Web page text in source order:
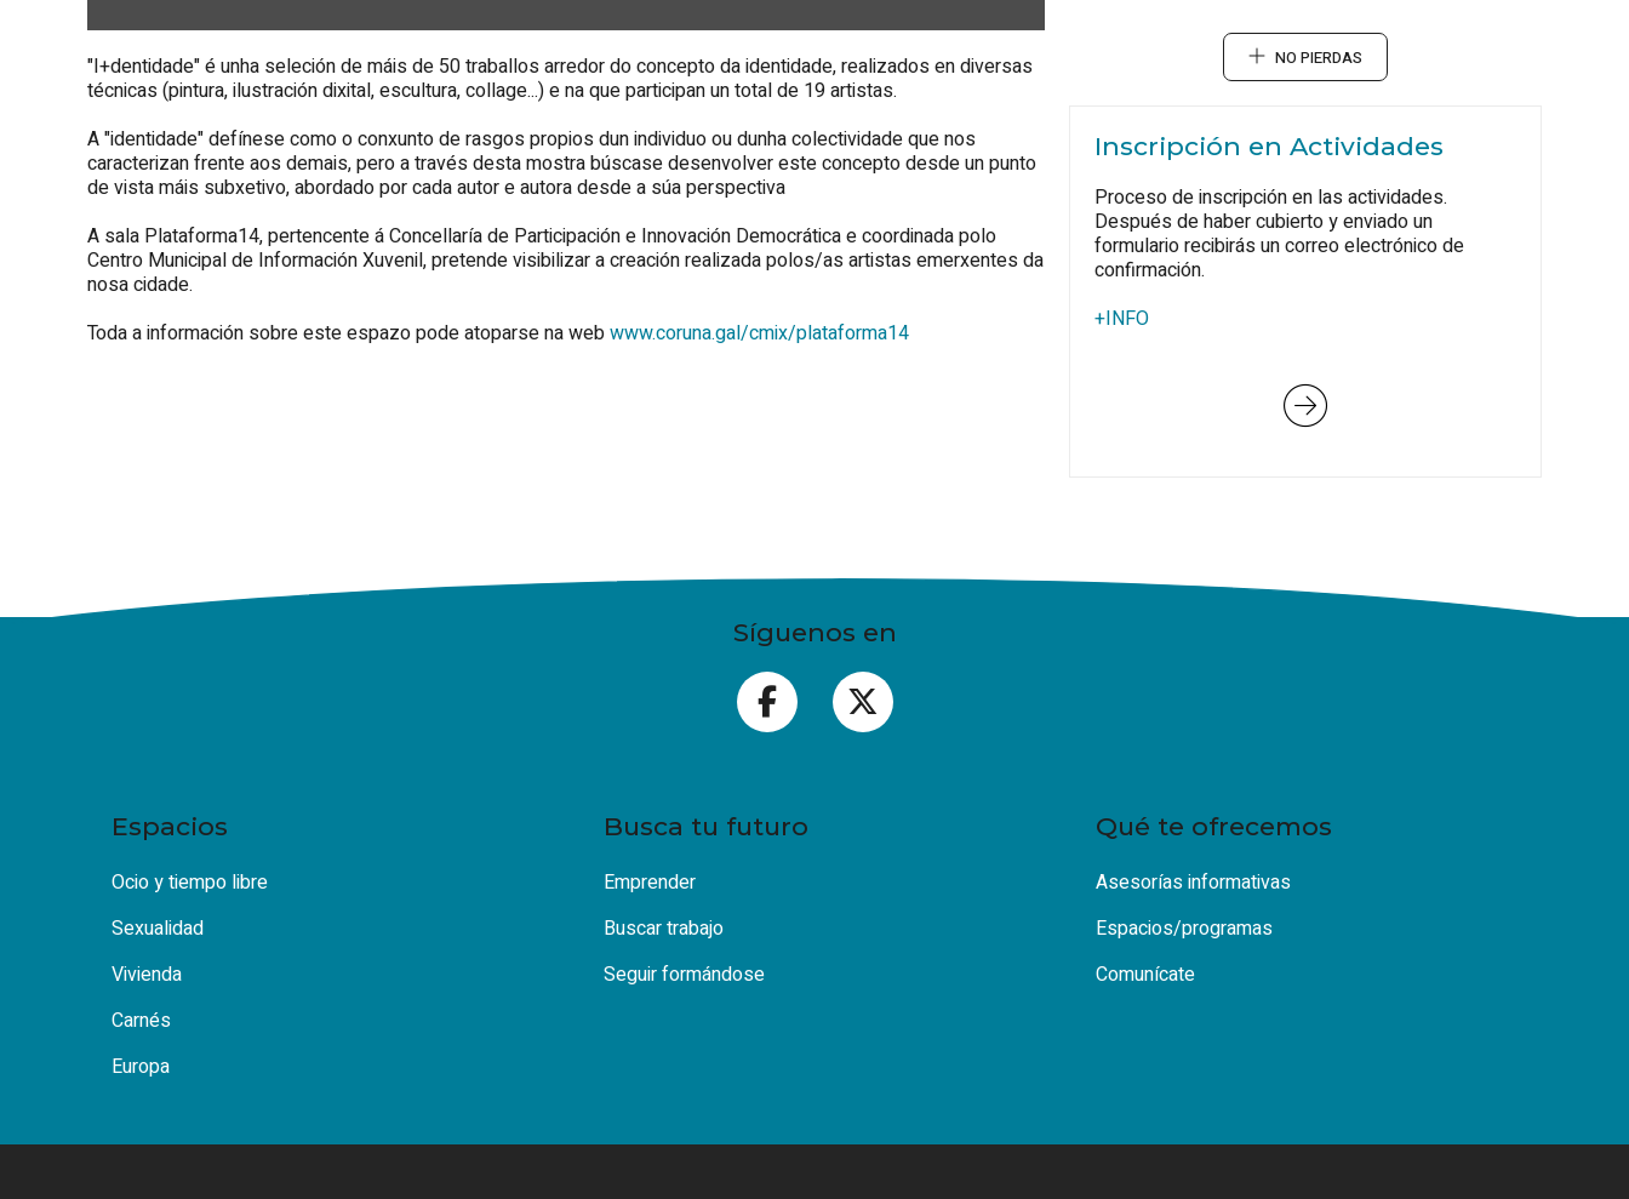
"I+dentidade" é unha seleción de máis de 50 traballos arredor do concepto da identidade, realizados en diversas
técnicas (pintura, ilustración dixital, escultura, collage...) e na que participan un total de 19 artistas.
A "identidade" defínese como o conxunto de rasgos propios dun individuo ou dunha colectividade que nos
caracterizan frente aos demais, pero a través desta mostra búscase desenvolver este concepto desde un punto
de vista máis subxetivo, abordado por cada autor e autora desde a súa perspectiva
A sala Plataforma14, pertencente á Concellaría de Participación e Innovación Democrática e coordinada polo
Centro Municipal de Información Xuvenil, pretende visibilizar a creación realizada polos/as artistas emerxentes da
nosa cidade.
Toda a información sobre este espazo pode atoparse na webwww.coruna.gal/cmix/plataforma14
NO PIERDAS
Inscripción en Actividades
Proceso de inscripción en las actividades.
Después de haber cubierto y enviado un
formulario recibirás un correo electrónico de
confirmación.
+INFO
Síguenos en
Espacios
Ocio y tiempo libre
Sexualidad
Vivienda
Carnés
Europa
Busca tu futuro
Emprender
Buscar trabajo
Seguir formándose
Qué te ofrecemos
Asesorías informativas
Espacios/programas
Comunícate